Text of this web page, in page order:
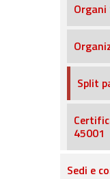
Split
45001
Sedi e